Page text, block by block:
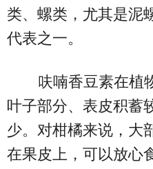
类、螺类，尤其是泥
代表之一。
呋喃香豆素在植
叶子部分、表皮积蓄
少。对柑橘来说，大
在果皮上，可以放心